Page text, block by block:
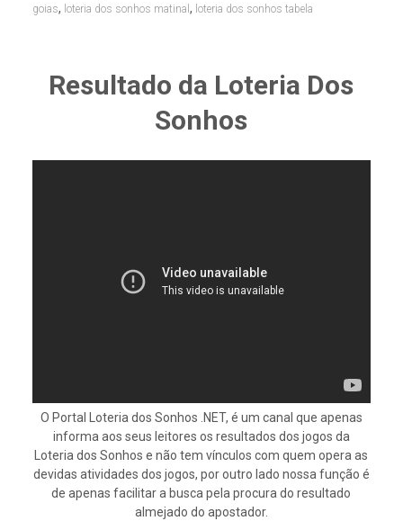
goias, loteria dos sonhos matinal , loteria dos sonhos tabela
Resultado da Loteria Dos
Sonhos
O Portal Loteria dos Sonhos .NET, é um canal que apenas
informa aos seus leitores os resultados dos jogos da
Loteria dos Sonhos e não tem vínculos com quem opera as
devidas atividades dos jogos, por outro lado nossa função é
de apenas facilitar a busca pela procura do resultado
almejado do apostador.